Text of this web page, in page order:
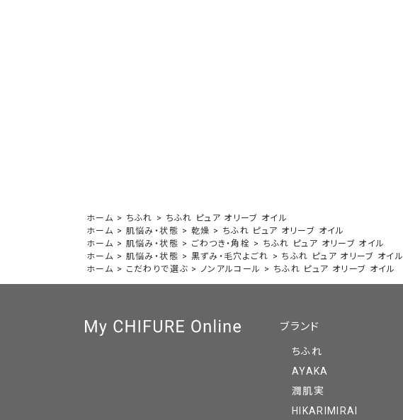
ホーム > ちふれ > ちふれ ピュア オリーブ オイル
ホーム > 肌悩み・状態 > 乾燥 > ちふれ ピュア オリーブ オイル
ホーム > 肌悩み・状態 > ごわつき・角栓 > ちふれ ピュア オリーブ オイル
ホーム > 肌悩み・状態 > 黒ずみ・毛穴よごれ > ちふれ ピュア オリーブ オイル
ホーム > こだわりで選ぶ > ノンアルコール > ちふれ ピュア オリーブ オイル
ブランド
ちふれ
AYAKA
潤肌実
HIKARIMIRAI